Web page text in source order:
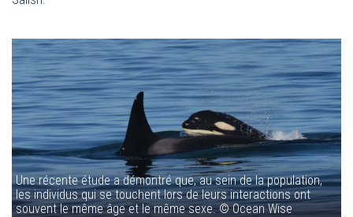
Une récente étude a démontré que, au sein de la population,
les individus qui se touchent lors de leurs interactions ont
souvent le même âge et le même sexe. © Ocean Wise